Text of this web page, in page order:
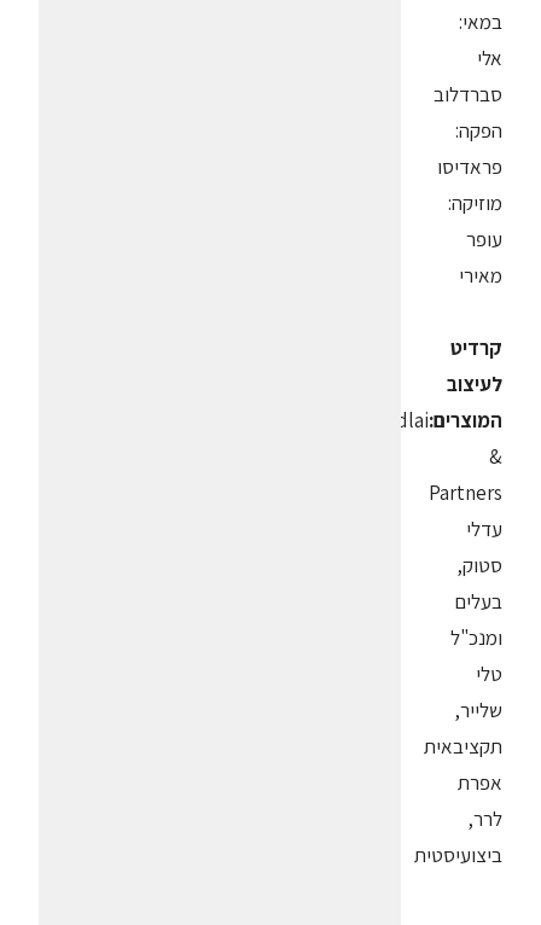
במאי:
אלי
סברדלוב
הפקה:
פראדיסו
מוזיקה:
עופר
מאירי
קרדיט
לעיצוב
המוצרים:Adlai
&
Partners
עדלי
סטוק,
בעלים
ומנכ"ל
טלי
שלייר,
תקציבאית
אפרת
לרר,
ביצועיסטית